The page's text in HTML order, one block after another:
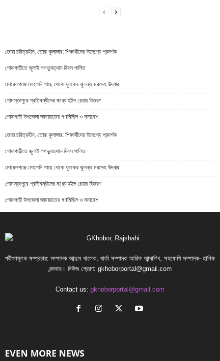
তোরা চরিত্রহীন, তোরা কুলাঙ্গার: শিক্ষার্থীদের উদেশ্যে প্রদর্শক
গোদাগাড়ীতে জুলাই গণভ্যুত্থান দিবস পালিত
মোরেলগঞ্জে মেহগনি গাছে থেকে যুবকের ঝুলন্ত মরদেহ উদ্ধার
গোমস্তাপুরে প্রতিবন্ধীদের মধ্যে হুইল চেয়ার বিতরণ
গোদাগাড়ী উপজেলা জামায়াতের গণমিছিল ও সমাবেশ
তোরা চরিত্রহীন, তোরা কুলাঙ্গার: শিক্ষার্থীদের উদেশ্যে প্রদর্শক
গোদাগাড়ীতে জুলাই গণভ্যুত্থান দিবস পালিত
মোরেলগঞ্জে মেহগনি গাছে থেকে যুবকের ঝুলন্ত মরদেহ উদ্ধার
গোমস্তাপুরে প্রতিবন্ধীদের মধ্যে হুইল চেয়ার বিতরণ
গোদাগাড়ী উপজেলা জামায়াতের গণমিছিল ও সমাবেশ
পরীক্ষামূলক সম্প্রচার: সম্পাদক আব্দুল খালেক, বার্তা সম্পাদক আরিফ আন্দালিব, সহযোগি সম্পাদক- হানিফ
খন্দকার। নিউজ প্রেরণ: gkhoborportal@gmail.com
Contact us: gkhoborportal@gmail.com
EVEN MORE NEWS